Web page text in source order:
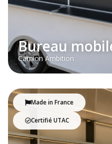
Bureau
Camion Ambition
Made in France
Certifié UTAC